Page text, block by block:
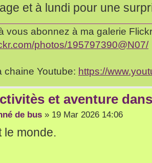
et à lundi pour une
vous abonnez à ma galerie
photos/195797390@N07/
chaine Youtube: https://
et aventure
de bus » 19 Mar 2026 14:06
le monde.